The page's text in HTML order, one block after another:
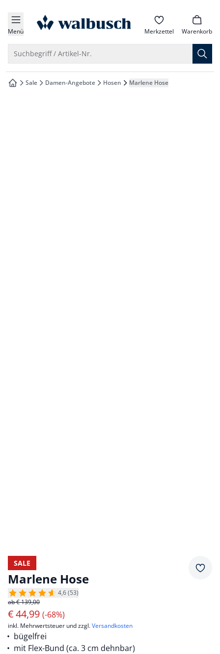
springen
springen
springen
springen
Menü zur Startseite Merkzettel Warenkorb
Suchbegriff / Artikel-Nr.
zur Startseite
Sale Damen-Angebote Hosen Marlene Hose
SALE
Marlene Hose
4,6 (53)
ab € 139,00
€44,99 (-68%)
inkl. Mehrwertsteuer und zzgl.Versandkosten
bügelfrei
mit Flex-Bund (ca. 3 cm dehnbar)